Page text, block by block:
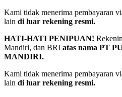
⁠Kami tidak menerima pembayaran
lain di luar rekening resmi.
HATI-HATI PENIPUAN!
Mandiri, dan BRI atas nama PT
MANDIRI.
⁠Kami tidak menerima pembayaran
lain di luar rekening resmi.